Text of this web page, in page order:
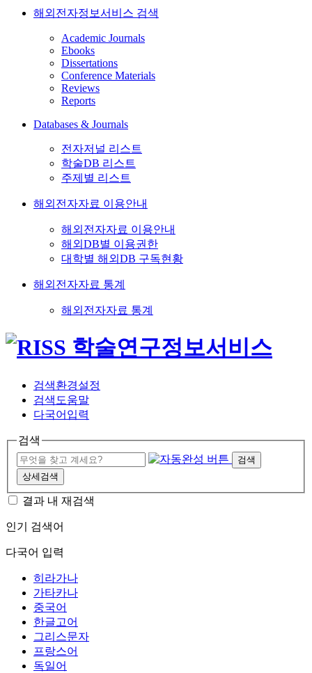
해외전자정보서비스 검색
Academic Journals
Ebooks
Dissertations
Conference Materials
Reviews
Reports
Databases & Journals
전자저널 리스트
학술DB 리스트
주제별 리스트
해외전자자료 이용안내
해외전자자료 이용안내
해외DB별 이용권한
대학별 해외DB 구독현황
해외전자자료 통계
해외전자자료 통계
검색환경설정
검색도움말
다국어입력
검색
검색
상세검색
결과 내 재검색
인기 검색어
다국어 입력
히라가나
가타카나
중국어
한글고어
그리스문자
프랑스어
독일어